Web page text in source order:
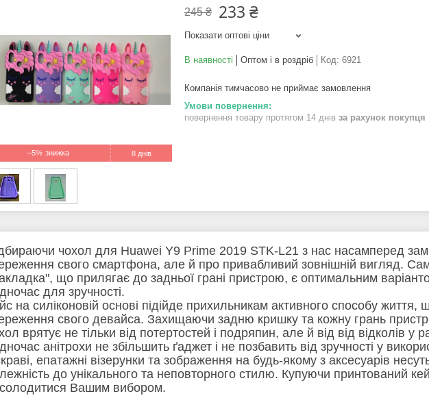
–5% 8 днів
245 ₴ 233 ₴
Показати оптові ціни
В наявності Оптом і в роздріб Код: 6921
Компанія тимчасово не приймає замовлення
повернення товару протягом 14 днів за рахунок покупця
чохол для Huawei Y9 Prime 2019 STK-L21 з нас насамперед
свого смартфона, але й про привабливий зовнішній вигляд.
що прилягає до задньої грані пристрою, є оптимальним
для зручності.
на силіконовій основі підійде прихильникам активного способу життя,
свого девайса. Захищаючи задню кришку та кожну грань
врятує не тільки від потертостей і подряпин, але й від від відколів у
анітрохи не збільшить ґаджет і не позбавить від зручності у
епатажні візерунки та зображення на будь-якому з аксесуарів
до унікального та неповторного стилю. Купуючи принтований
Вашим вибором.